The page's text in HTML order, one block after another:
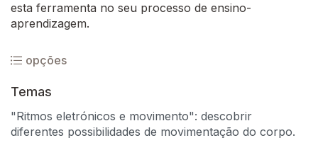
esta ferramenta no seu processo de ensino-
aprendizagem.
opções
Temas
"Ritmos eletrónicos e movimento": descobrir
diferentes possibilidades de movimentação do corpo.